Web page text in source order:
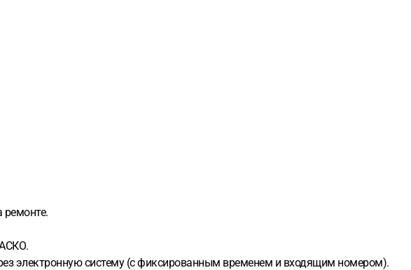
ремонте.
электронную систему (с фиксированным временем и входящим номером).